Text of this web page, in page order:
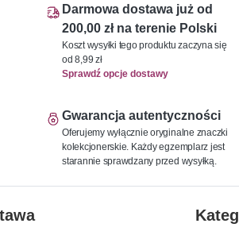
Darmowa dostawa już od
200,00 zł na terenie Polski
Koszt wysyłki tego produktu zaczyna się
od 8,99 zł
Sprawdź opcje dostawy
Gwarancja autentyczności
Oferujemy wyłącznie oryginalne znaczki
kolekcjonerskie. Każdy egzemplarz jest
starannie sprawdzany przed wysyłką.